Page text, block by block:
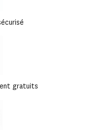
gratuits